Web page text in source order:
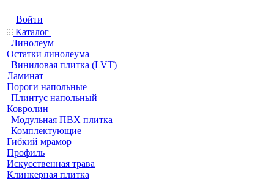
Войти
Каталог
Линолеум
Остатки линолеума
Виниловая плитка (LVT)
Ламинат
Пороги напольные
Плинтус напольный
Ковролин
Модульная ПВХ плитка
Комплектующие
Гибкий мрамор
Профиль
Искусственная трава
Клинкерная плитка